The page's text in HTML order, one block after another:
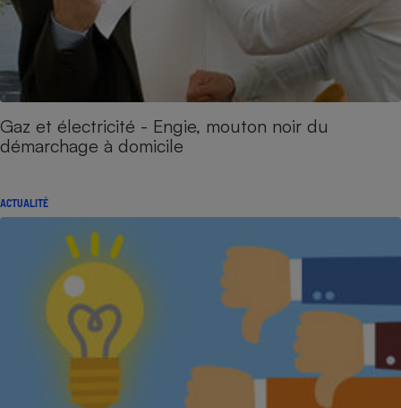
Gaz et électricité - Engie, mouton noir du
démarchage à domicile
ACTUALITÉ